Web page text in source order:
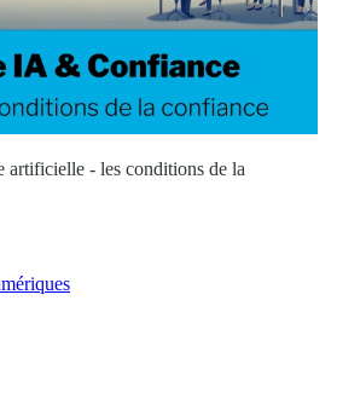
artificielle - les conditions de la